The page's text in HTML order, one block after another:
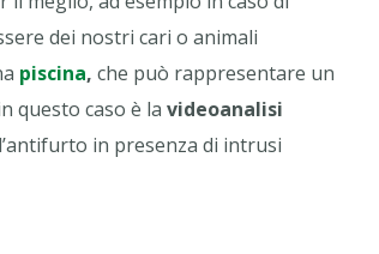
dei nostri cari o animali
piscina, che può rappresentare un
questo caso è la videoanalisi
in presenza di intrusi